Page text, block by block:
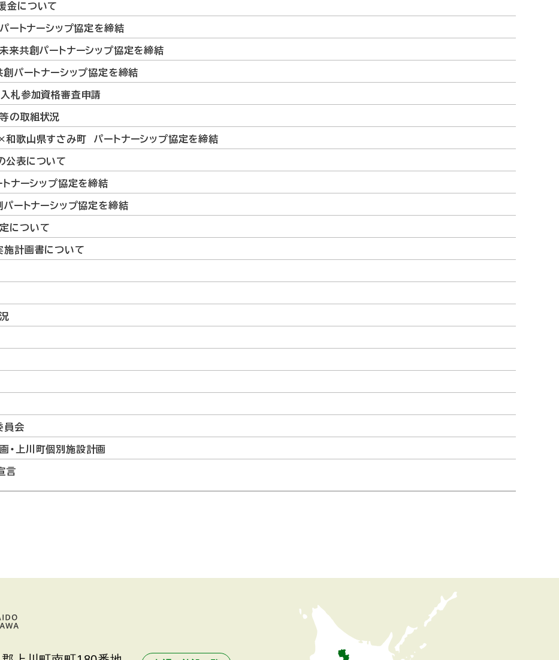
金について
ートナーシップ協定を締結
来共創パートナーシップ協定を締結
パートナーシップ協定を締結
札参加資格審査申請
の取組状況
歌山県すさみ町 パートナーシップ協定を締結
公表について
ナーシップ協定を締結
ートナーシップ協定を締結
について
計画書について
員会
・上川町個別施設計画
言